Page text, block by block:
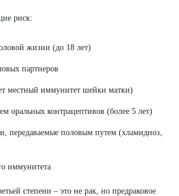
риск:
жизни (до 18 лет)
партнеров
местный иммунитет шейки матки)
оральных контрацептивов (более 5 лет)
передаваемые половым путем (хламидиоз,
иммунитета
степени – это не рак, но предраковое